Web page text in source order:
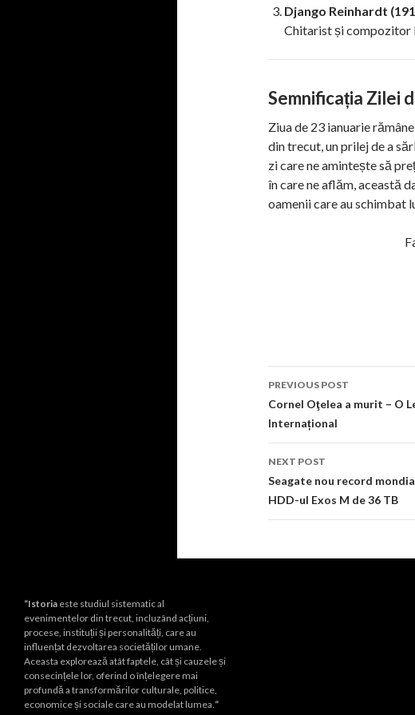
Django Reinhardt
Chitarist și compozitor
Semnificația Zilei
Ziua de 23 ianuarie
din trecut, un prilej de a
zi care ne amintește să
în care ne aflăm, această
oamenii care au schimbat
Post
navigation
PREVIOUS POST
Cornel Oţelea a murit – O
Internațional
NEXT POST
Seagate nou record
HDD-ul Exos M de 36 TB
“Istoria este studiul sistematic al
evenimentelor din trecut, incluzând acțiuni,
procese, instituții și personalități, care au
influențat dezvoltarea societăților umane.
Aceasta explorează atât faptele, cât și cauzele și
consecințele lor, oferind o înțelegere mai
profundă a transformărilor culturale, politice,
economice și sociale care au modelat lumea.“